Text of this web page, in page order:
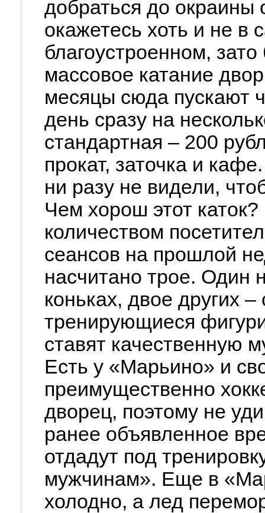
добраться до окраины
окажетесь хоть и не в
благоустроенном, зато
массовое катание
месяцы сюда пускают
день сразу на
стандартная – 200
прокат, заточка и
ни разу не видели,
Чем хорош этот
количеством
сеансов на прошлой
насчитано трое. Один
коньках, двое других –
тренирующиеся
ставят качественную
Есть у «Марьино» и
преимущественно
дворец, поэтому не
ранее объявленное
отдадут под
мужчинам». Еще в
холодно, а лед